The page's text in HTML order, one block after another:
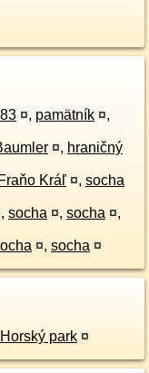
¤, pamätník ¤,
¤, hraničný
Fraňo Kráľ ¤, socha
, socha ¤, socha ¤,
¤, socha ¤
park ¤